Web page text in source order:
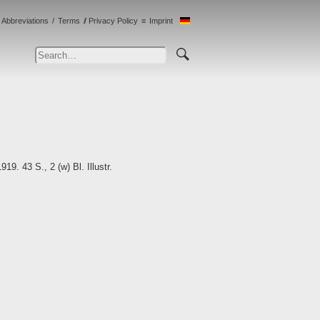
Abbreviations Terms Privacy Policy Imprint
43 S., 2 (w) Bl. Illustr.